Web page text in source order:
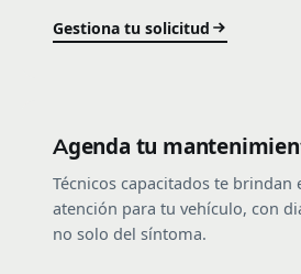
Gestiona tu solicitud
Agenda tu
Técnicos capacitados te brindan
atención para tu vehículo, con
no solo del síntoma.